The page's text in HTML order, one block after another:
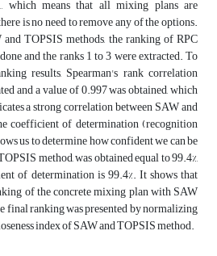
which means that all mixing plans are
is no need to remove any of the options.
TOPSIS methods, the ranking of RPC
and the ranks 1 to 3 were extracted. To
results, Spearman's rank correlation
and a value of 0.997 was obtained, which
a strong correlation between SAW and
coefficient of determination (recognition
us to determine how confident we can be
method, was obtained equal to 99.4%,
of determination is 99.4%. It shows that
of the concrete mixing plan with SAW
final ranking was presented by normalizing
index of SAW and TOPSIS method.